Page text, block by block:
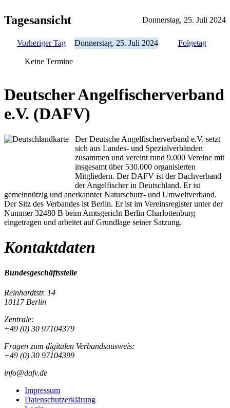
Tagesansicht Donnerstag, 25. Juli 2024
Vorheriger Tag Donnerstag, 25. Juli 2024 Folgetag
Keine Termine
Deutscher Angelfischerverband
e.V. (DAFV)
Der Deutsche Angelfischerverband e.V. setzt
sich aus Landes- und Spezialverbänden
zusammen und vereint rund 9.000 Vereine mit
insgesamt über 530.000 organisierten
Mitgliedern. Der DAFV ist der Dachverband
der Angelfischer in Deutschland. Er ist
gemeinnützig und anerkannter Naturschutz- und Umweltverband.
Der Sitz des Verbandes ist Berlin. Er ist im Vereinsregister unter der
Nummer 32480 B beim Amtsgericht Berlin Charlottenburg
eingetragen und arbeitet auf Grundlage seiner Satzung.
Kontaktdaten
Bundesgeschäftsstelle
Reinhardtstr. 14
10117 Berlin
Zentrale:
+49 (0) 30 97104379
Fragen zum digitalen Verbandsausweis:
+49 (0) 30 97104399
info@dafv.de
Impressum
Datenschutzerklärung